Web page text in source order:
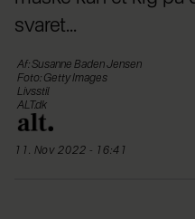
svaret...
Af: Susanne Baden Jensen
Foto: Getty Images
Livsstil
ALT.dk
11. Nov 2022 - 16:41